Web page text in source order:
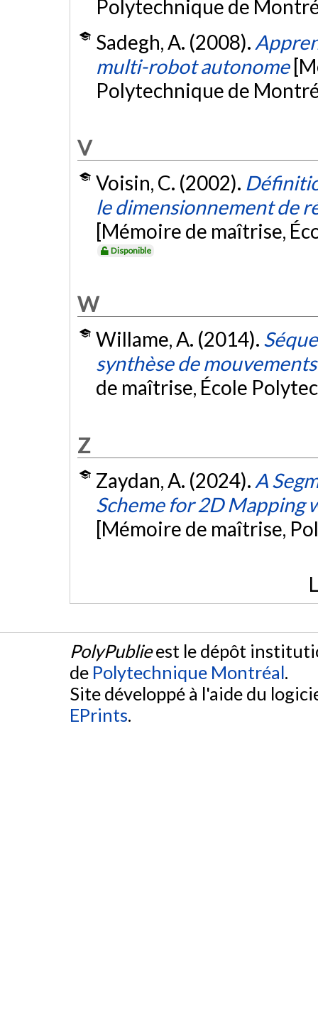
Polytechnique de
Sadegh, A. (2008).
multi-robot autonome
Polytechnique de
V
Voisin, C. (2002).
le dimensionnement de
[Mémoire de maîtrise,
Disponible
W
Willame, A. (2014).
synthèse de
de maîtrise, École
Z
Zaydan, A. (2024). A
Scheme for 2D Mapping
[Mémoire de maîtrise,
PolyPublieest le dépôt
de Polytechnique Montréal.
Site développé à l'aide du
EPrints.